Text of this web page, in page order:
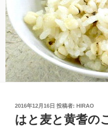
投
稿
日:
2016年12月16日 投稿者: HIRAO
はと麦と黄耆の